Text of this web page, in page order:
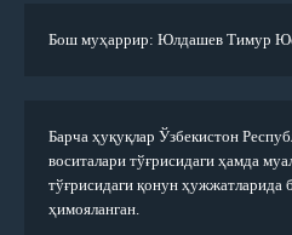
Бош муҳаррир: Юлдашев Тимур
Барча ҳуқуқлар Ўзбекистон
воситалари тўғрисидаги ҳамда
тўғрисидаги қонун ҳужжатларида
ҳимояланган.